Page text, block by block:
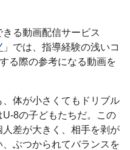
る動画配信サービス
」では、指導経験の浅いコ
る際の参考になる動画を
体が小さくてもドリブル
8の子どもたちだ。この
差が大きく、相手を剥が
ぶつかられてバランスを